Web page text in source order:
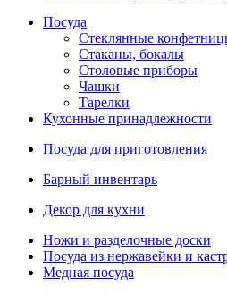
Посуда
Стеклянные
Стаканы, бокалы
Столовые приборы
Чашки
Тарелки
Кухонные принадлежности
Посуда для приготовления
Барный инвентарь
Декор для кухни
Ножи и разделочные доски
Посуда из нержавейки и
Медная посуда